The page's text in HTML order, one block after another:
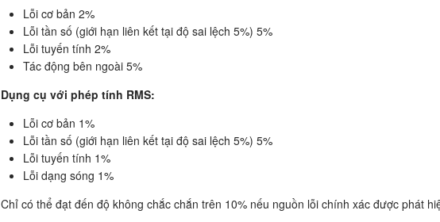
Lỗi cơ bản 2%
Lỗi tần số (giới hạn liên kết tại độ sai lệch 5%) 5%
Lỗi tuyến tính 2%
Tác động bên ngoài 5%
Dụng cụ với phép tính RMS:
Lỗi cơ bản 1%
Lỗi tần số (giới hạn liên kết tại độ sai lệch 5%) 5%
Lỗi tuyến tính 1%
Lỗi dạng sóng 1%
Chỉ có thể đạt đến độ không chắc chắn trên 10% nếu nguồn lỗi chính xác được phát